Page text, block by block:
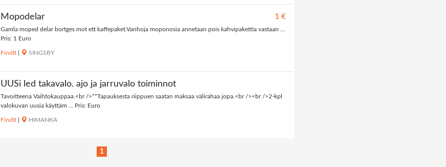
Mopodelar 1 €
Gamla moped delar bortges mot ett kaffepaket.Vanhoja moponosia annetaan pois kahvipakettia vastaan ...
Pris: 1 Euro
FindIt SINGSBY
UUSi led takavalo. ajo ja jarruvalo toiminnot
Tavoitteena Vaihtokauppaa.<br />**Tapauksesta riippuen saatan maksaa välirahaa jopa.<br /><br />2-kpl
valokuvan uusia käyttäm ... Pris: Euro
FindIt HIMANKA
1